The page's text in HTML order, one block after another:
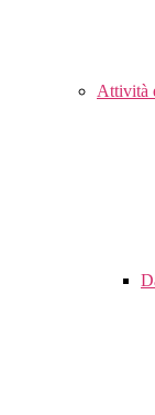
Attività